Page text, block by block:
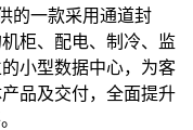
的一款采用通道封
柜、配电、制冷、监
小型数据中心，为客
品及交付，全面提升